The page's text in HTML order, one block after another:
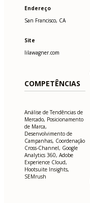
Endereço
San Francisco, CA
Site
lilawagner.com
COMPETÊNCIAS
Análise de Tendências de
Mercado, Posicionamento
de Marca,
Desenvolvimento de
Campanhas, Coordenação
Cross-Channel, Google
Analytics 360, Adobe
Experience Cloud,
Hootsuite Insights,
SEMrush